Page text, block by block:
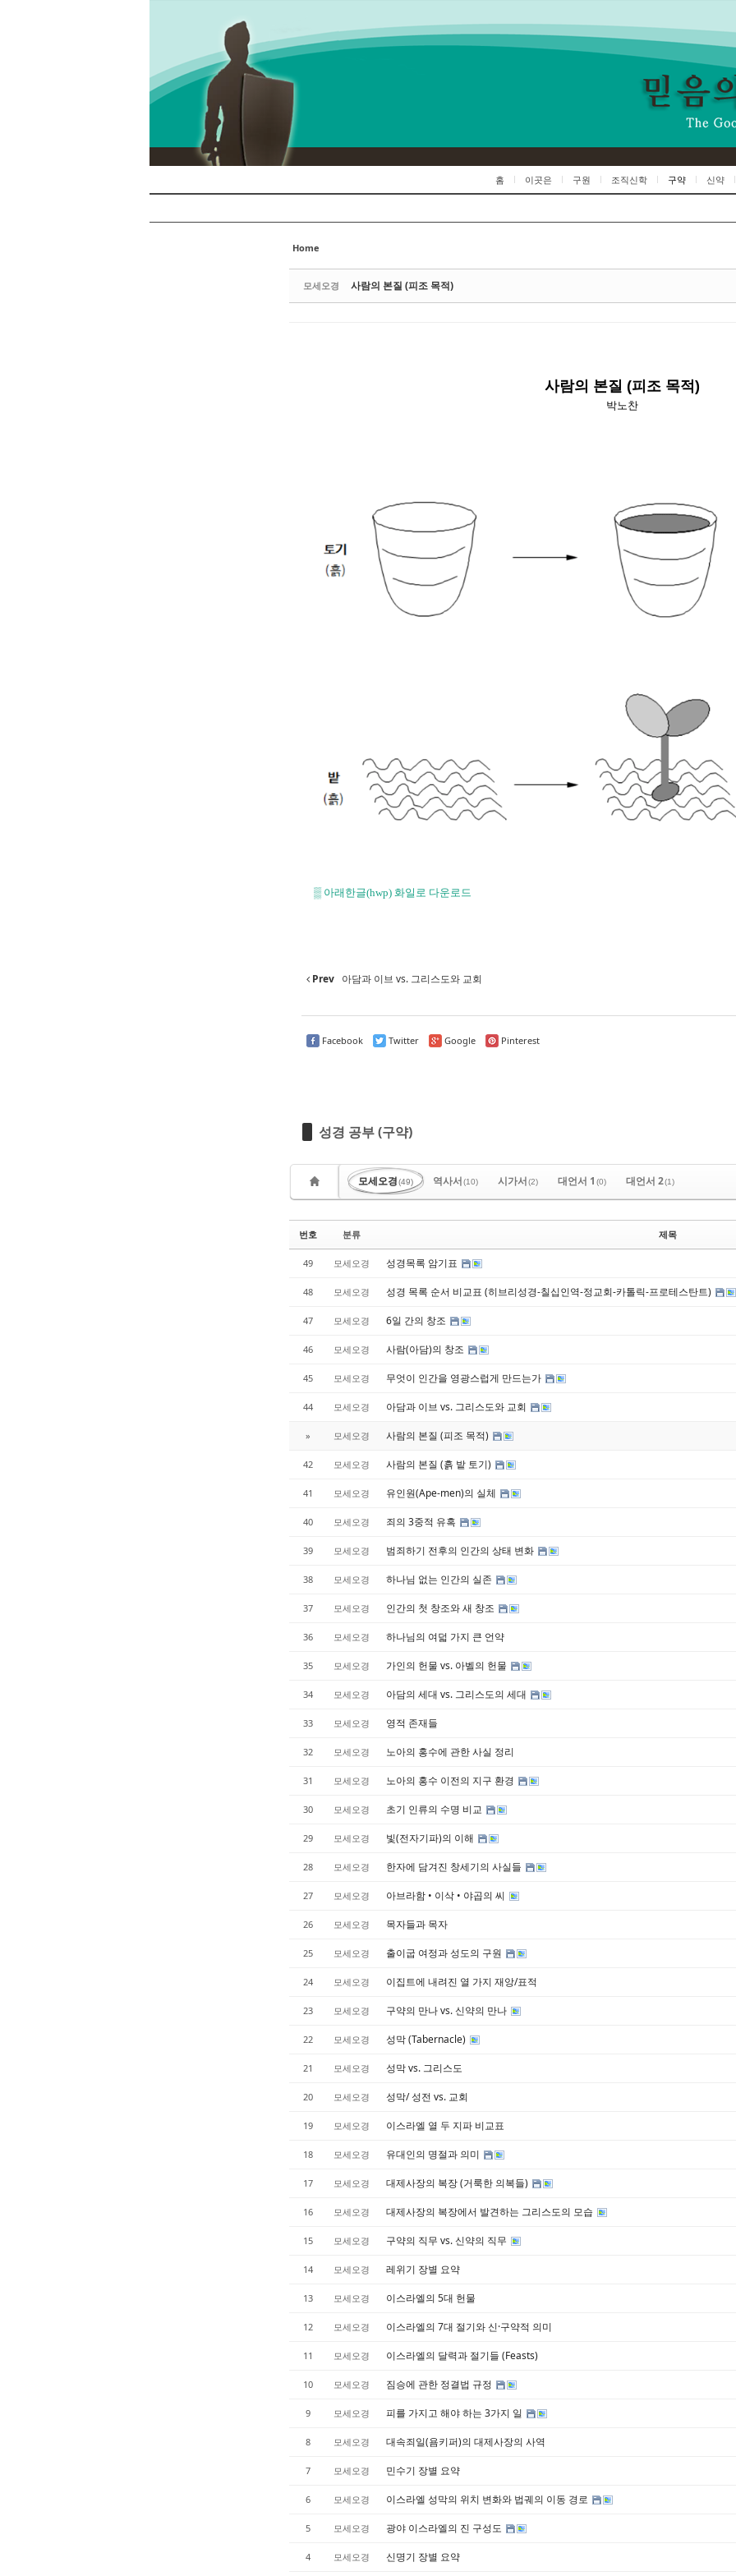
홈 이곳은 구원 조직신학 구약 신약
Home
모세오경 사람의 본질 (피조 목적)
사람의 본질 (피조 목적)
박노찬
▒ 아래한글(hwp) 화일로 다운로드
Prev 아담과 이브 vs. 그리스도와 교회
Facebook Twitter Google Pinterest
성경 공부 (구약)
모세오경(49) 역사서(10) 시가서(2) 대언서 1 (0) 대언서 2(1)
번호 분류 제목
49 모세오경 성경목록 암기표
48 모세오경 성경 목록 순서 비교표 (히브리성경-칠십인역-정교회-카톨릭-프로테스탄트)
47 모세오경 6일 간의 창조
46 모세오경 사람(아담)의 창조
45 모세오경 무엇이 인간을 영광스럽게 만드는가
44 모세오경 아담과 이브 vs. 그리스도와 교회
» 모세오경 사람의 본질 (피조 목적)
42 모세오경 사람의 본질 (흙 밭 토기)
41 모세오경 유인원(Ape-men)의 실체
40 모세오경 죄의 3중적 유혹
39 모세오경 범죄하기 전후의 인간의 상태 변화
38 모세오경 하나님 없는 인간의 실존
37 모세오경 인간의 첫 창조와 새 창조
36 모세오경 하나님의 여덟 가지 큰 언약
35 모세오경 가인의 헌물 vs. 아벨의 헌물
34 모세오경 아담의 세대 vs. 그리스도의 세대
33 모세오경 영적 존재들
32 모세오경 노아의 홍수에 관한 사실 정리
31 모세오경 노아의 홍수 이전의 지구 환경
30 모세오경 초기 인류의 수명 비교
29 모세오경 빛(전자기파)의 이해
28 모세오경 한자에 담겨진 창세기의 사실들
27 모세오경 아브라함 • 이삭 • 야곱의 씨
26 모세오경 목자들과 목자
25 모세오경 출이굽 여정과 성도의 구원
24 모세오경 이집트에 내려진 열 가지 재앙/표적
23 모세오경 구약의 만나 vs. 신약의 만나
22 모세오경 성막 (Tabernacle)
21 모세오경 성막 vs. 그리스도
20 모세오경 성막/ 성전 vs. 교회
19 모세오경 이스라엘 열 두 지파 비교표
18 모세오경 유대인의 명절과 의미
17 모세오경 대제사장의 복장 (거룩한 의복들)
16 모세오경 대제사장의 복장에서 발견하는 그리스도의 모습
15 모세오경 구약의 직무 vs. 신약의 직무
14 모세오경 레위기 장별 요약
13 모세오경 이스라엘의 5대 헌물
12 모세오경 이스라엘의 7대 절기와 신·구약적 의미
11 모세오경 이스라엘의 달력과 절기들 (Feasts)
10 모세오경 짐승에 관한 정결법 규정
9 모세오경 피를 가지고 해야 하는 3가지 일
8 모세오경 대속죄일(욤키퍼)의 대제사장의 사역
7 모세오경 민수기 장별 요약
6 모세오경 이스라엘 성막의 위치 변화와 법궤의 이동 경로
5 모세오경 광야 이스라엘의 진 구성도
4 모세오경 신명기 장별 요약
Sketchbook5, 스케치북5
Sketchbook5, 스케치북5
Sketchbook5, 스케치북5
Sketchbook5, 스케치북5